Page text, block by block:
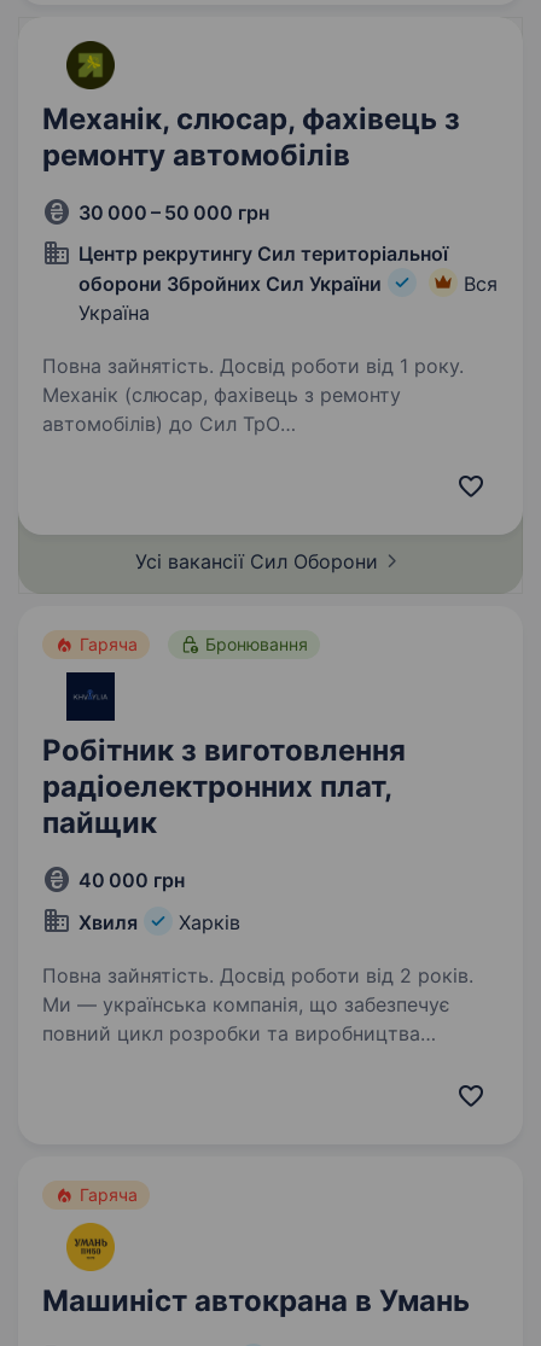
Механік, слюсар, фахівець з
ремонту автомобілів
30 000 – 50 000 грн
Центр рекрутингу Сил територіальної
оборони Збройних Сил України
Вся
Україна
Повна зайнятість. Досвід роботи від 1 року.
Механік (слюсар, фахівець з ремонту
автомобілів) до Сил ТрО
початку повномасштабного вторгнення…
Усі вакансії Сил Оборони
Гаряча Бронювання
Робітник з виготовлення
радіоелектронних плат,
пайщик
40 000 грн
Хвиля
Харків
Повна зайнятість. Досвід роботи від 2 років.
Ми — українська компанія, що забезпечує
повний цикл розробки та виробництва
Гаряча
Машиніст автокрана в Умань